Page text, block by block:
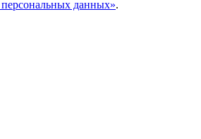
данных».